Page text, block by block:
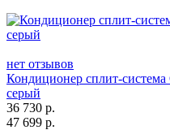
нет отзывов
Кондиционер сплит-система
серый
36 730 р.
47 699 р.